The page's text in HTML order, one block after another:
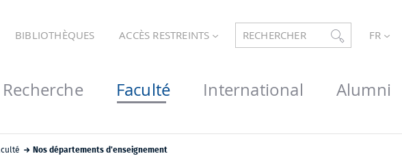
BIBLIOTHÈQUES ACCÈS RESTREINTS RECHERCHER FR
Recherche Faculté International Alumni
Nos départements d'enseignement